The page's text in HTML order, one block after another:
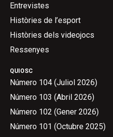
QUIOSC
Número 104 (Juliol 2026)
Número 103 (Abril 2026)
Número 102 (Gener 2026)
Número 101 (Octubre 2025)
Entrevistes
Històries de l’esport
Històries dels videojocs
Ressenyes